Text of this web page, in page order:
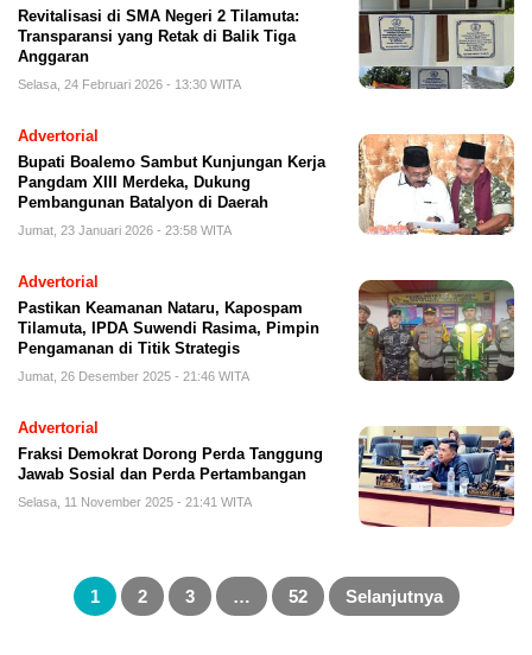
Revitalisasi di SMA Negeri 2 Tilamuta:
Transparansi yang Retak di Balik Tiga
Anggaran
Selasa, 24 Februari 2026 - 13:30 WITA
Advertorial
Bupati Boalemo Sambut Kunjungan Kerja
Pangdam XIII Merdeka, Dukung
Pembangunan Batalyon di Daerah
Jumat, 23 Januari 2026 - 23:58 WITA
Advertorial
Pastikan Keamanan Nataru, Kapospam
Tilamuta, IPDA Suwendi Rasima, Pimpin
Pengamanan di Titik Strategis
Jumat, 26 Desember 2025 - 21:46 WITA
Advertorial
Fraksi Demokrat Dorong Perda Tanggung
Jawab Sosial dan Perda Pertambangan
Selasa, 11 November 2025 - 21:41 WITA
Paginasi
pos1 2 3 … 52 Selanjutnya